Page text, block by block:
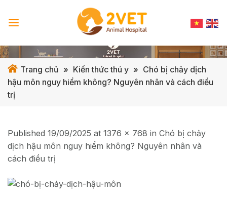
Trang chủ » Kiến thức thú y » Chó bị chảy dịch
hậu môn nguy hiểm không? Nguyên nhân và cách điều
trị
Published 19/09/2025 at 1376 × 768 in Chó bị chảy
dịch hậu môn nguy hiểm không? Nguyên nhân và
cách điều trị